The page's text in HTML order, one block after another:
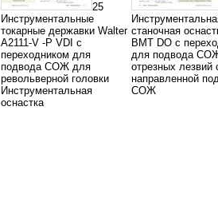
25
Инструментальные
токарные державки Walter
A2111-V -P VDI с
переходником для
подвода СОЖ для
револьверной головки
Инструментальная
оснастка
станочная
BMT DO с
для подвода
отрезных лезвий
направленной
СОЖ